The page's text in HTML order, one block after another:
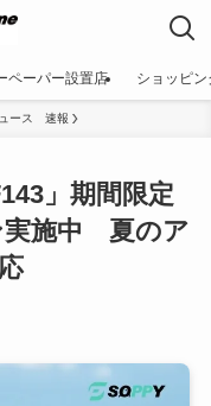
ペーパー設置店 ショッピン
ース 速報
」期間限定
実施中 夏のア